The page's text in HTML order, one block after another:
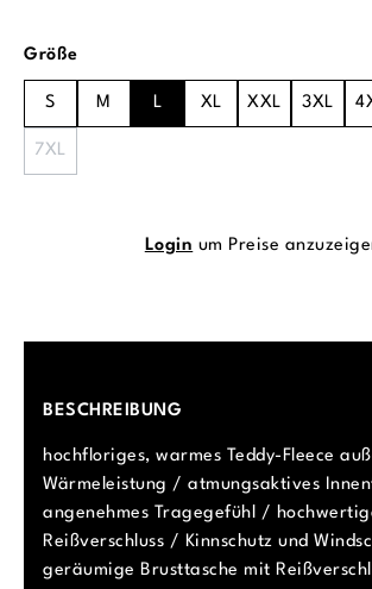
Größeauswählen
S M L XL XXL 3XL
7XL
Login um Preise
BESCHREIBUNG
hochfloriges, warmes Teddy-Fleece
Wärmeleistung / atmungsaktives
angenehmes Tragegefühl /
Reißverschluss / Kinnschutz und
geräumige Brusttasche mit